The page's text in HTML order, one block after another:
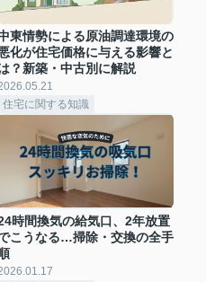
東情勢による原油調達環境の
化が住宅価格に与える影響と
？新築・中古別に解説
住宅に関する知識
時間換気の給気口、2年放置
こうなる…掃除・交換の全手